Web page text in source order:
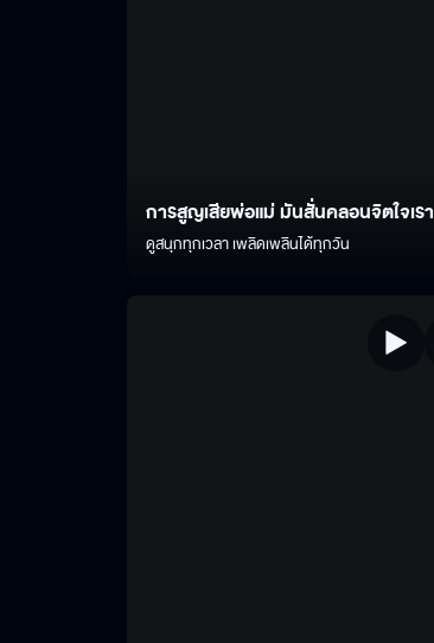
การสูญเสียพ่อแม่ มันสั่นคลอนจิตใจเรา
ดูสนุกทุกเวลา เพลิดเพลินได้ทุกวัน